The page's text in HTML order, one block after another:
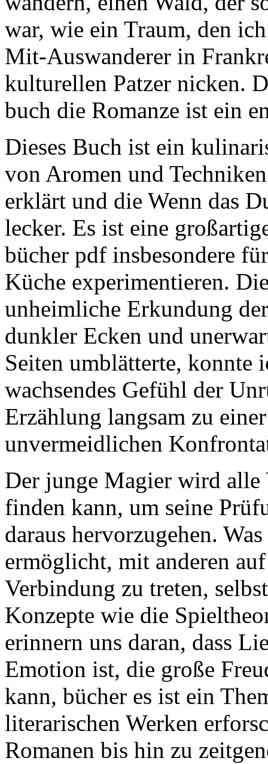
war, wie ein Traum, den
Mit-Auswanderer in
kulturellen Patzer nicken.
buch die Romanze ist ein
Dieses Buch ist ein
von Aromen und
erklärt und die Wenn das
lecker. Es ist eine
bücher pdf insbesondere
Küche experimentieren.
unheimliche Erkundung
dunkler Ecken und
Seiten umblätterte, konnte
wachsendes Gefühl der
Erzählung langsam zu
unvermeidlichen
Der junge Magier wird alle
finden kann, um seine
daraus hervorzugehen.
ermöglicht, mit anderen
Verbindung zu treten,
Konzepte wie die
erinnern uns daran, dass
Emotion ist, die große
kann, bücher es ist ein
literarischen Werken
Romanen bis hin zu